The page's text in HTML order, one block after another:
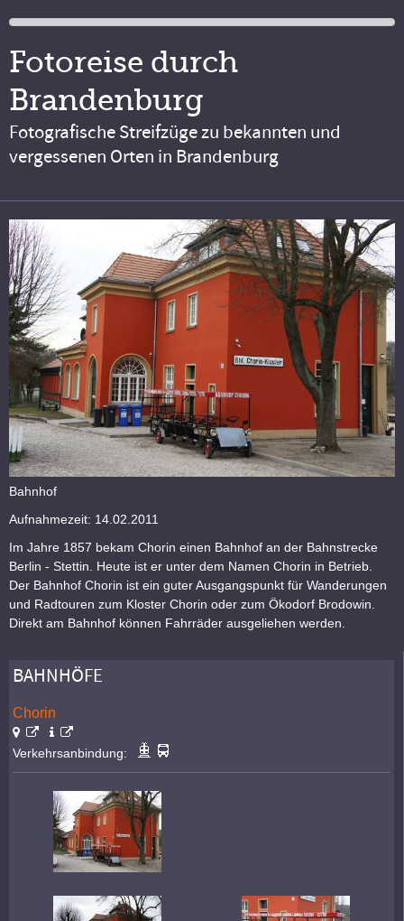
Fotoreise durch
Brandenburg
Fotografische Streifzüge zu bekannten und
vergessenen Orten in Brandenburg
Bahnhof
Aufnahmezeit: 14.02.2011
Im Jahre 1857 bekam Chorin einen Bahnhof an der Bahnstrecke
Berlin - Stettin. Heute ist er unter dem Namen Chorin in Betrieb.
Der Bahnhof Chorin ist ein guter Ausgangspunkt für Wanderungen
und Radtouren zum Kloster Chorin oder zum Ökodorf Brodowin.
Direkt am Bahnhof können Fahrräder ausgeliehen werden.
BAHNHÖFE
Chorin
Verkehrsanbindung: